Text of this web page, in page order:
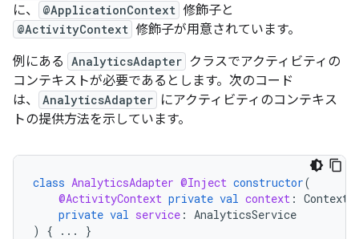
に、
@ApplicationContext 修飾子と
@ActivityContext 修飾子が用意されています。
例にある AnalyticsAdapter クラスでアクティビティの
コンテキストが必要であるとします。次のコード
は、
AnalyticsAdapter にアクティビティのコンテキス
トの提供方法を示しています。
class AnalyticsAdapter @Inject constructor(
@ActivityContext private val context : Context
private val service : AnalyticsService
)
{ ... }